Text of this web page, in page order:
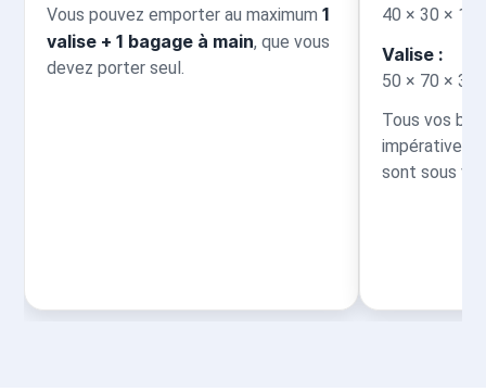
Vous pouvez emporter au maximum1
valise + 1 bagage à main, que vous
devez porter seul.
40 × 30 × 15
Valise :
50 × 70 × 30
Tous vos
sont sous